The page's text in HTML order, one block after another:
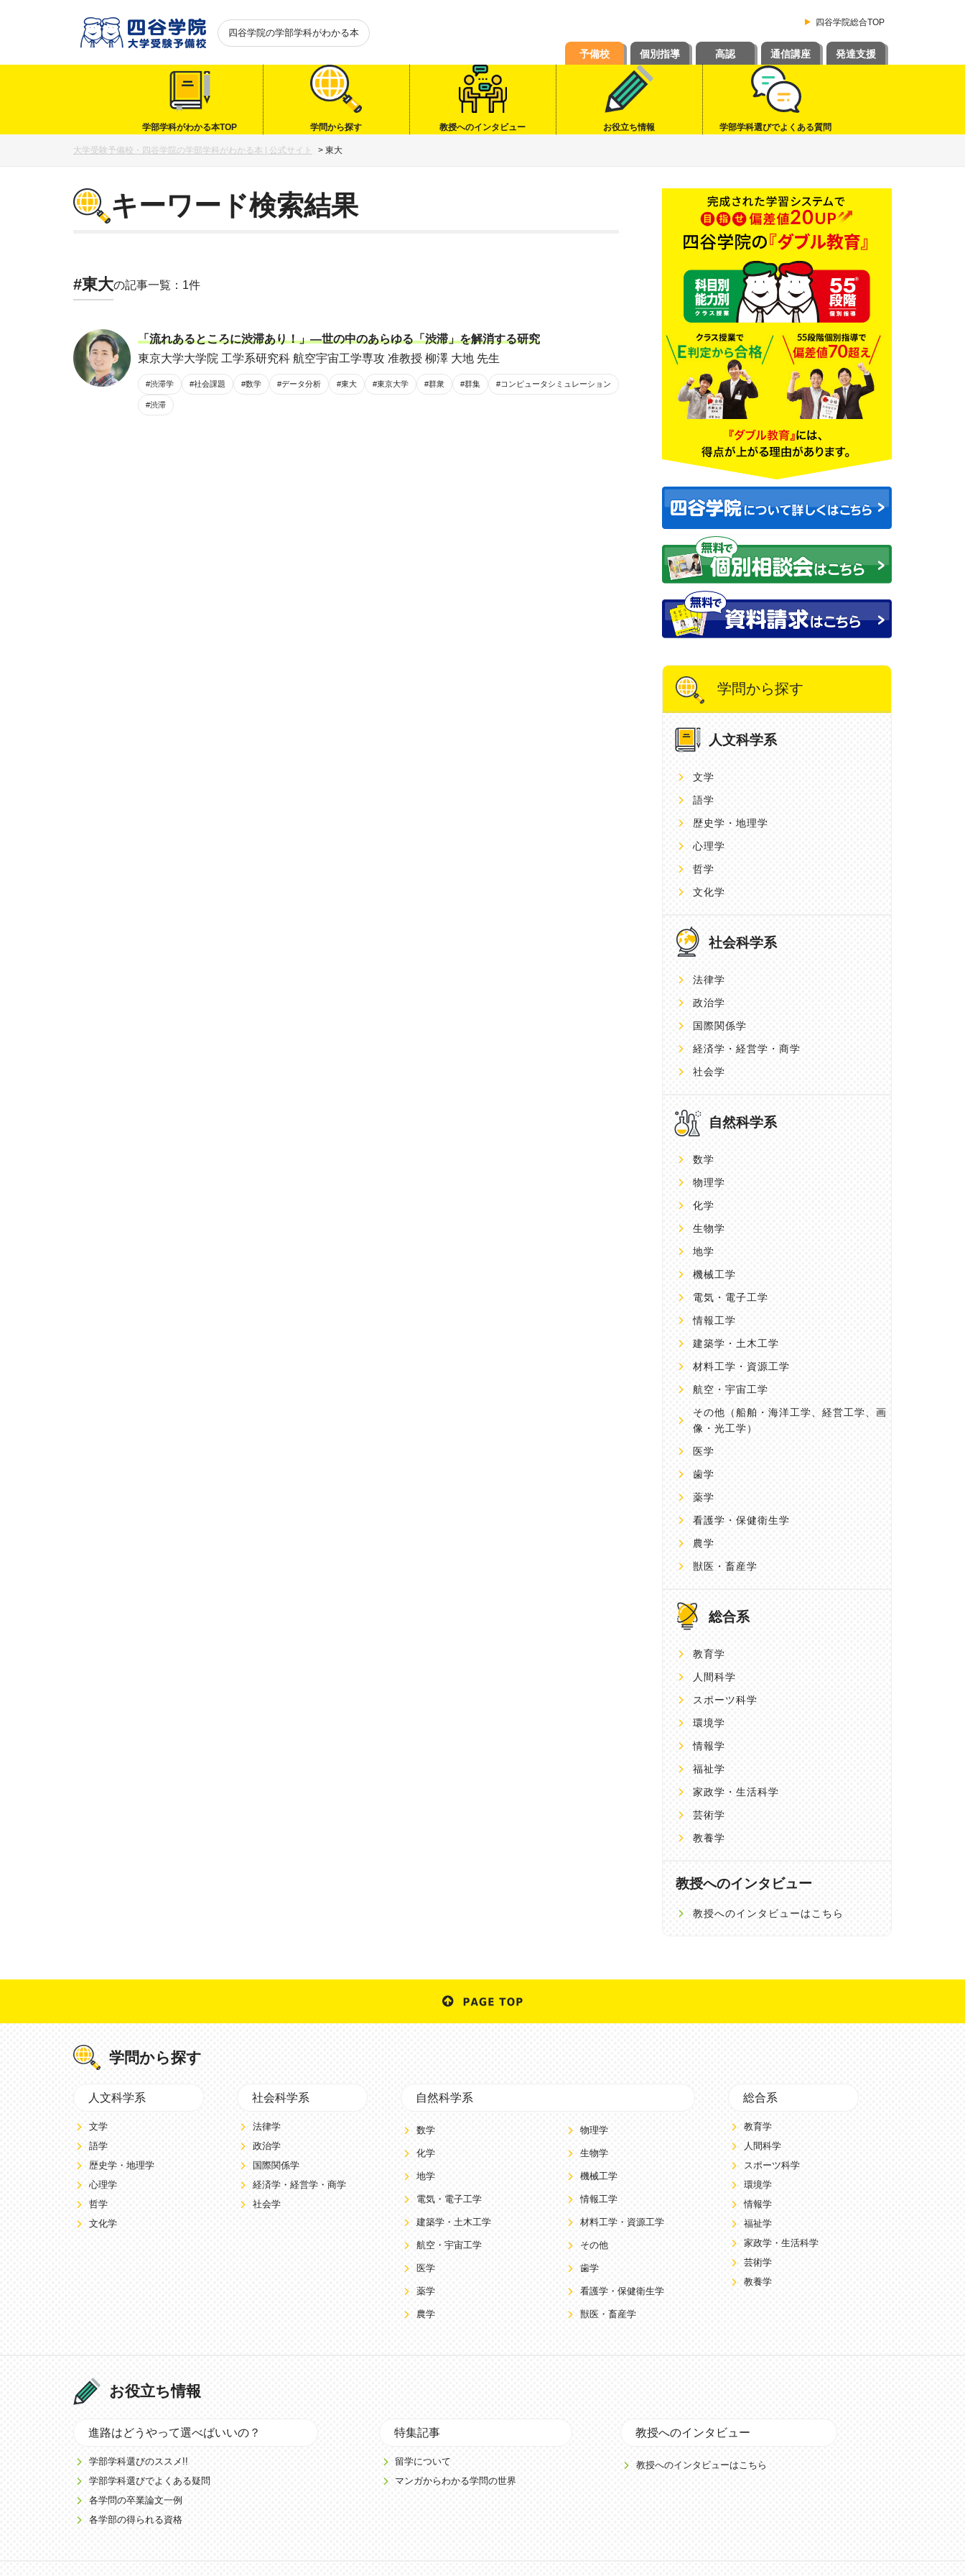
四谷学院の学部学科がわかる本
四谷学院総合TOP
予備校 個別指導 高認 通信講座 発達支援
学部学科がわかる本TOP 学問から探す 教授へのインタビュー お役立ち情報 学部学科選びでよくある質問
大学受験予備校・四谷学院の学部学科がわかる本 | 公式サイト > 東大
キーワード検索結果
#東大の記事一覧：1件
「流れあるところに渋滞あり！」―世の中のあらゆる「渋滞」を解消する研究
東京大学大学院 工学系研究科 航空宇宙工学専攻 准教授 柳澤 大地 先生
#渋滞学 #社会課題 #数学 #データ分析 #東大 #東京大学 #群衆 #群集 #コンピュータシミュレーション
#渋滞
学問から探す
人文科学系
文学
語学
歴史学・地理学
心理学
哲学
文化学
社会科学系
法律学
政治学
国際関係学
経済学・経営学・商学
社会学
自然科学系
数学
物理学
化学
生物学
地学
機械工学
電気・電子工学
情報工学
建築学・土木工学
材料工学・資源工学
航空・宇宙工学
その他 （船舶・海洋工学、経営工学、画
像・光工学）
医学
歯学
薬学
看護学・保健衛生学
農学
獣医・畜産学
総合系
教育学
人間科学
スポーツ科学
環境学
情報学
福祉学
家政学・生活科学
芸術学
教養学
教授へのインタビュー
教授へのインタビューはこちら
学問から探す
人文科学系
文学
語学
歴史学・地理学
心理学
哲学
文化学
社会科学系
法律学
政治学
国際関係学
経済学・経営学・商学
社会学
自然科学系
数学 物理学
化学 生物学
地学 機械工学
電気・電子工学 情報工学
建築学・土木工学 材料工学・資源工学
航空・宇宙工学 その他
医学 歯学
薬学 看護学・保健衛生学
農学 獣医・畜産学
総合系
教育学
人間科学
スポーツ科学
環境学
情報学
福祉学
家政学・生活科学
芸術学
教養学
お役立ち情報
進路はどうやって選べばいいの？
学部学科選びのススメ!!
学部学科選びでよくある疑問
各学問の卒業論文一例
各学部の得られる資格
特集記事
留学について
マンガからわかる学問の世界
教授へのインタビュー
教授へのインタビューはこちら